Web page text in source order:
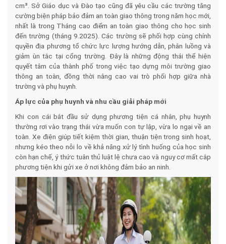
cm³. Sở Giáo dục và Đào tạo cũng đã yêu cầu các trường tăng
cường biện pháp bảo đảm an toàn giao thông trong năm học mới,
nhất là trong Tháng cao điểm an toàn giao thông cho học sinh
đến trường (tháng 9.2025). Các trường sẽ phối hợp cùng chính
quyền địa phương tổ chức lực lượng hướng dẫn, phân luồng và
giảm ùn tắc tại cổng trường. Đây là những động thái thể hiện
quyết tâm của thành phố trong việc tạo dựng môi trường giao
thông an toàn, đồng thời nâng cao vai trò phối hợp giữa nhà
trường và phụ huynh.
Áp lực của phụ huynh và nhu cầu giải pháp mới
Khi con cái bắt đầu sử dụng phương tiện cá nhân, phụ huynh
thường rơi vào trạng thái vừa muốn con tự lập, vừa lo ngại về an
toàn. Xe điện giúp tiết kiệm thời gian, thuận tiện trong sinh hoạt,
nhưng kéo theo nỗi lo về khả năng xử lý tình huống của học sinh
còn hạn chế, ý thức tuân thủ luật lệ chưa cao và nguy cơ mất cắp
phương tiện khi gửi xe ở nơi không đảm bảo an ninh.